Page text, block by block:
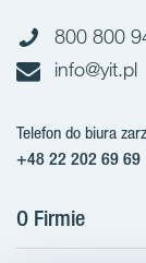
800 800
info@yit.pl
Telefon do biura
+48 22 202 69 69
O Firmie